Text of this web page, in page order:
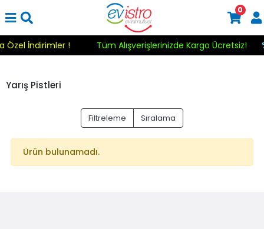
Özel İndirimler ! Tüm Alışverişlerinizde Kargo Ücretsiz!
0
Yarış Pistleri
Filtreleme Sıralama
Ürün bulunamadı.